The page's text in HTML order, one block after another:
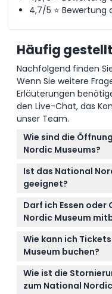
4,7/5 ⭐ Bewertung
Häufig
Nachfolgend finden
Wenn Sie weitere
Erläuterungen
den Live-Chat, das
unser Team.
Wie sind die
Nordic Museums?
Das Museum ist
Uhr bis 17:00 Uhr
Öffnungszeiten bis
Montags ist es
erfolgt 30 Minuten
Ist das National
geeignet?
Ja, Kinder im Alter
Eintritt, müssen
Erwachsenen
Jahren zahlen den
Darf ich Essen
Nordic Museum
Nein, außerhalb
Getränke sind im
planen.
Wie kann ich
Museum buchen?
Sie können Ihre
dieser Webseite
Wie ist die
zum National